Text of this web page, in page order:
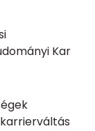
Kar